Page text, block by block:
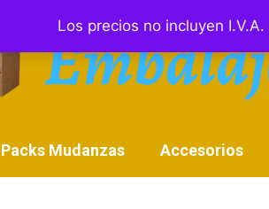
Los precios no incluyen I.V.A.
Packs Mudanzas Accesorios